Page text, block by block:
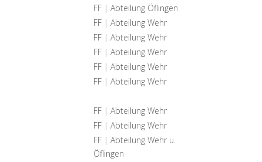
FF | Abteilung Öflingen
FF | Abteilung Wehr
FF | Abteilung Wehr
FF | Abteilung Wehr
FF | Abteilung Wehr
FF | Abteilung Wehr
FF | Abteilung Wehr
FF | Abteilung Wehr
FF | Abteilung Wehr u.
Öflingen